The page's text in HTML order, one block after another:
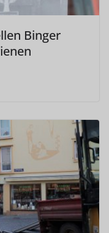
Binger